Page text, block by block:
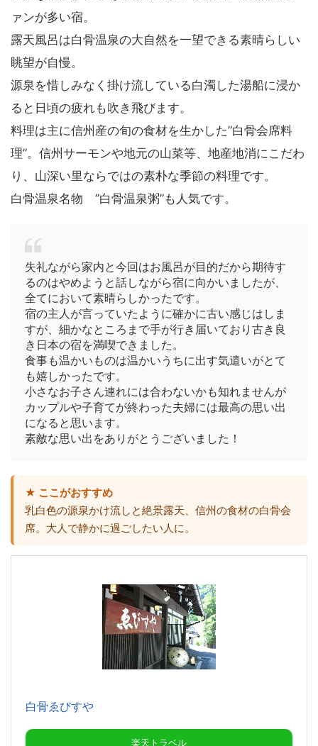
ァンが多い宿。
露天風呂は白骨温泉の大自然を一望できる素晴らしい
眺望が自慢。
源泉を惜しみなく掛け流している白濁した湯船に浸か
ると日頃の疲れも吹き飛びます。
料理は主に信州産の旬の食材を生かした”白骨会席料
理”。信州サーモンや地元の山菜等、地産地消にこだわ
り、山深い里ならではの素朴な季節の料理です。
白骨温泉名物 ”白骨温泉粥”も人気です。
失礼ながら家内と今回はお風呂が目的だから期待す
るのはやめようと話しながら宿に向かいましたが、
全てにおいて素晴らしかったです。
宿の主人が言っていたように確かに古い感じはしま
すが、細かなところまで手が行き届いており古き良
き日本の宿を満喫できました。
食事も温かいものは温かいうちに出す気遣いがとて
も嬉しかったです。
小さなお子さん連れには合わないかも知れませんが
カップルや子育てが終わった夫婦には最高の思い出
になると思います。
素敵な思い出をありがとうございました！
★ ここがおすすめ
乳白色の源泉かけ流しと絶景露天、信州の食材の白骨会
席。大人で静かに過ごしたい人に。
白骨ゑびすや
楽天トラベル